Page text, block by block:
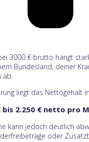
3000 € brutto hängt
Bundesland, deiner
liegt das Nettogehalt
bis 2.250 € netto pro
kann jedoch deutlich
oder